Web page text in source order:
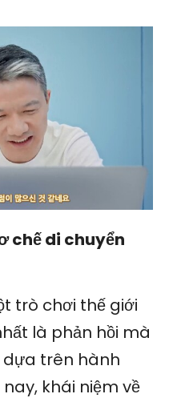
chế di chuyển
trò chơi thế giới
là phản hồi mà
dựa trên hành
khái niệm về